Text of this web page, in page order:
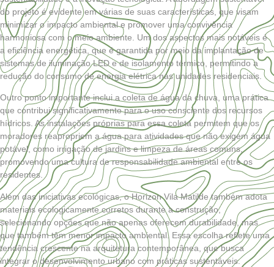
do projeto é evidente em várias de suas características, que visam
minimizar o impacto ambiental e promover uma convivência
harmoniosa com o meio ambiente. Um dos aspectos mais notáveis é
a eficiência energética, que é garantida por meio da implantação de
sistemas de iluminação LED e de isolamento térmico, permitindo a
redução do consumo de energia elétrica nas unidades residenciais.
Outro ponto importante inclui a coleta de água da chuva, uma prática
que contribui significativamente para o uso consciente dos recursos
hídricos. As instalações próprias para essa coleta permitem que os
moradores reapropriem a água para atividades que não exigem água
potável, como irrigação de jardins e limpeza de áreas comuns,
promovendo uma cultura de responsabilidade ambiental entre os
residentes.
Além das iniciativas ecológicas, o Horizon Vila Matilde também adota
materiais ecologicamente corretos durante a construção,
selecionando opções que não apenas oferecem durabilidade, mas
que também têm menor impacto ambiental. Essa escolha reflete uma
tendência crescente na arquitetura contemporânea, que busca
integrar o desenvolvimento urbano com práticas sustentáveis.